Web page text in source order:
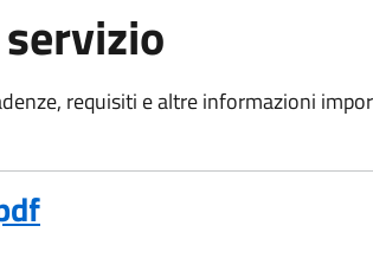
requisiti e altre informazioni
MB)